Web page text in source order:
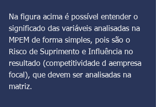
Na figura acima é possível entender o
significado das variáveis analisadas na
MPEM de forma simples, pois são o
Risco de Suprimento e Influência no
resultado (competitividade d aempresa
focal), que devem ser analisadas na
matriz.